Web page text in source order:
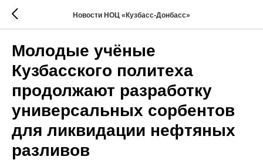
Новости НОЦ «Кузбасс-Донбасс»
Молодые учёные
Кузбасского политеха
продолжают разработку
универсальных сорбентов
для ликвидации нефтяных
разливов